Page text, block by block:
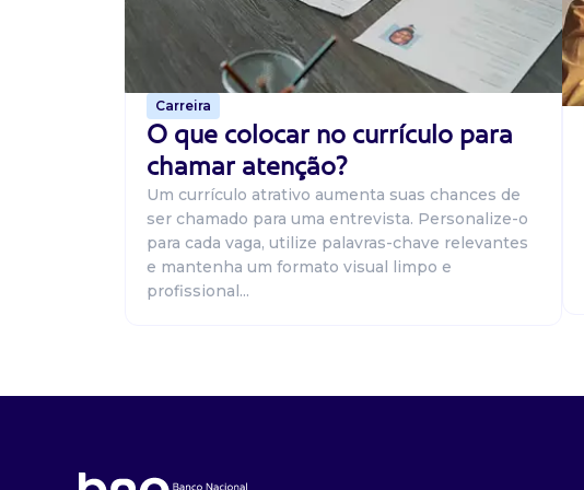
Carreira
O que colocar no currículo para
chamar atenção?
Um currículo atrativo aumenta suas chances de
ser chamado para uma entrevista. Personalize-o
para cada vaga, utilize palavras-chave relevantes
e mantenha um formato visual limpo e
profissional...